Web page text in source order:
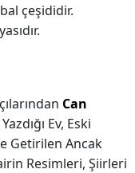
çeşididir.
Can
Ev, Eski
Getirilen Ancak
Resimleri, Şiirleri